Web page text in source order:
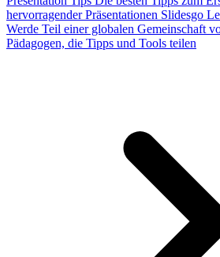
hervorragender Präsentationen Slidesgo
Werde Teil einer globalen Gemeinschaft
Pädagogen, die Tipps und Tools teilen